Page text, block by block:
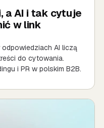
a AI i tak cytuje
w link
AI liczą
do cytowania.
i PR w polskim B2B.